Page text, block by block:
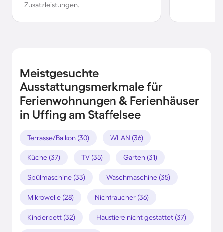
Zusatzleistungen.
Meistgesuchte
Ausstattungsmerkmale für
Ferienwohnungen & Ferienhäuser
in Uffing am Staffelsee
Terrasse/Balkon (30) WLAN (36)
Küche (37) TV (35) Garten (31)
Spülmaschine (33) Waschmaschine (35)
Mikrowelle (28) Nichtraucher (36)
Kinderbett (32) Haustiere nicht gestattet (37)